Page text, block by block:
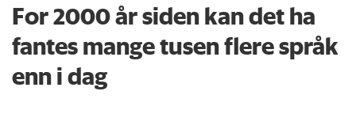
For 2000 år siden kan det ha
fantes mange tusen flere språk
enn i dag